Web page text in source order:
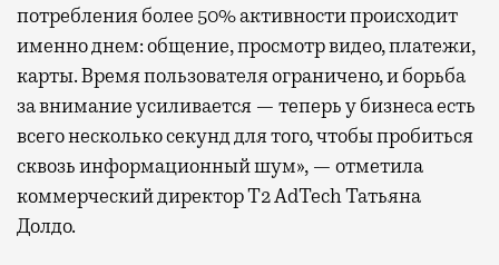
потребления более 50% активности происходит
именно днем: общение, просмотр видео, платежи,
карты. Время пользователя ограничено, и борьба
за внимание усиливается — теперь у бизнеса есть
всего несколько секунд для того, чтобы пробиться
сквозь информационный шум», — отметила
коммерческий директор Т2 AdTech Татьяна
Долдо.